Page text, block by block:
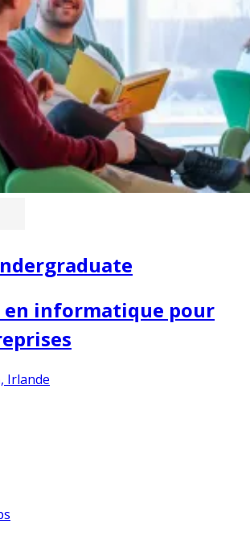
en informatique pour
Irlande